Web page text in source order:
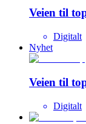
Veien til
Digitalt
Nyhet
Veien til
Digitalt